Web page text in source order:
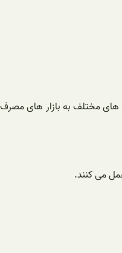
های مختلف به بازار های مصرف
می کنند.